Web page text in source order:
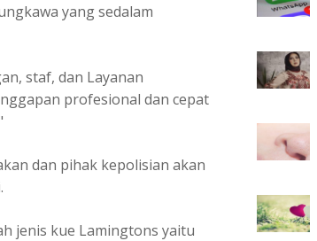
yang sedalam
staf, dan Layanan
profesional dan cepat
dan pihak kepolisian akan
jenis kue Lamingtons yaitu